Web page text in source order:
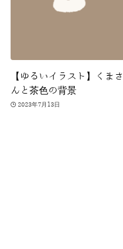
【ゆるいイラスト】くまさ
んと茶色の背景
2023年7月13日